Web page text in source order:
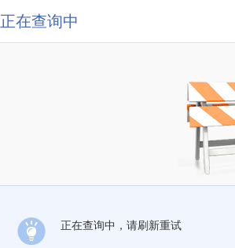
正在查询中
正在查询中，请刷新重试